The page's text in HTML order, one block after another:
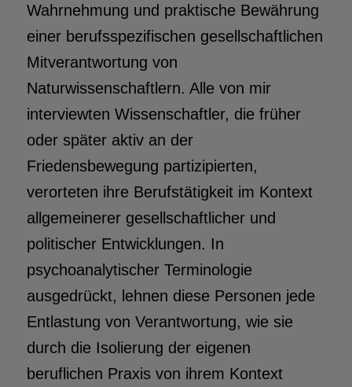
Wahrnehmung und praktische Bewährung
einer berufsspezifischen gesellschaftlichen
Mitverantwortung von
Naturwissenschaftlern. Alle von mir
interviewten Wissenschaftler, die früher
oder später aktiv an der
Friedensbewegung partizipierten,
verorteten ihre Berufstätigkeit im Kontext
allgemeinerer gesellschaftlicher und
politischer Entwicklungen. In
psychoanalytischer Terminologie
ausgedrückt, lehnen diese Personen jede
Entlastung von Verantwortung, wie sie
durch die Isolierung der eigenen
beruflichen Praxis von ihrem Kontext